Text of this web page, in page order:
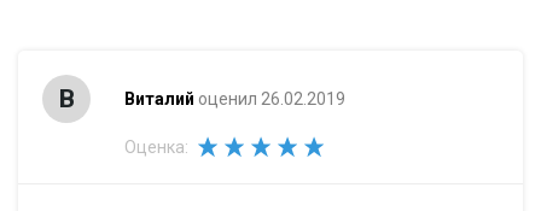
В Виталий оценил 26.02.2019
Оценка: